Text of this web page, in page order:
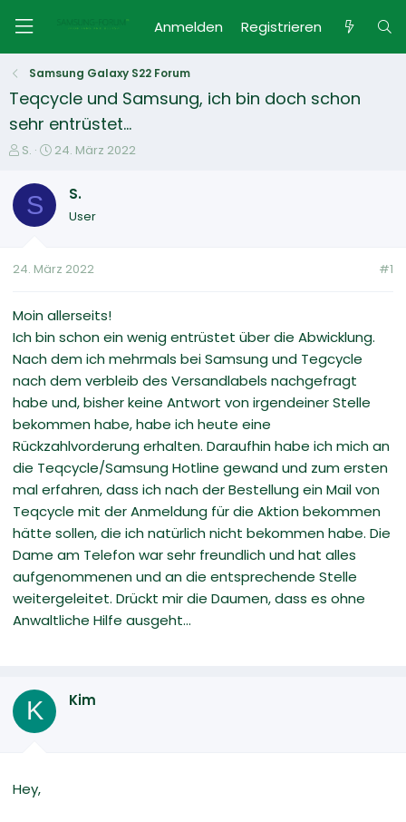
Anmelden Registrieren
Samsung Galaxy S22 Forum
Teqcycle und Samsung, ich bin doch schon
sehr entrüstet...
E
s
e
e
S.
E
t
m
24. März 2022
S S.
User
24. März 2022 #1
Moin allerseits!
Ich bin schon ein wenig entrüstet über die Abwicklung.
Nach dem ich mehrmals bei Samsung und Tegcycle
nach dem verbleib des Versandlabels nachgefragt
habe und, bisher keine Antwort von irgendeiner Stelle
bekommen habe, habe ich heute eine
Rückzahlvorderung erhalten. Daraufhin habe ich mich an
die Teqcycle/Samsung Hotline gewand und zum ersten
mal erfahren, dass ich nach der Bestellung ein Mail von
Teqcycle mit der Anmeldung für die Aktion bekommen
hätte sollen, die ich natürlich nicht bekommen habe. Die
Dame am Telefon war sehr freundlich und hat alles
aufgenommenen und an die entsprechende Stelle
weitergeleitet. Drückt mir die Daumen, dass es ohne
Anwaltliche Hilfe ausgeht...
K Kim
Hey,